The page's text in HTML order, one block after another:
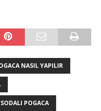
NASIL YAPILIR
SODALI POGACA